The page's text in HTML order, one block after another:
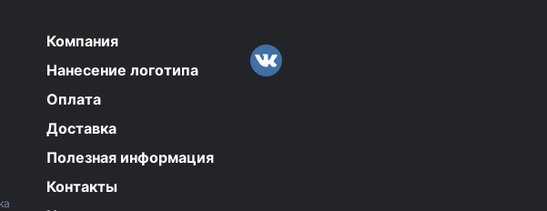
Компания
Нанесение логотипа
Оплата
Доставка
Полезная информация
Контакты